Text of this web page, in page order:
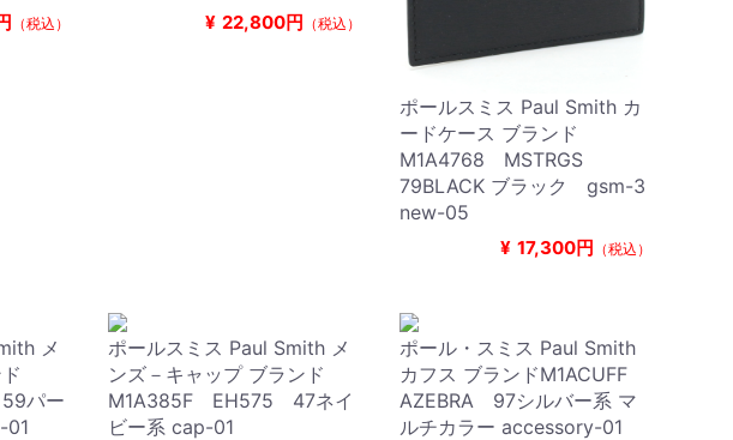
（税込） ¥ 22,800円 （税込）
ポールスミス Paul Smith カ
ードケース ブランド
M1A4768 MSTRGS
79BLACK ブラック gsm-3
new-05
¥ 17,300円 （税込）
メ
パー
01
ポールスミス Paul Smith メ
ンズ－キャップ ブランド
M1A385F EH575 47ネイ
ビー系 cap-01
ポール・スミス Paul Smith
カフス ブランドM1ACUFF
AZEBRA 97シルバー系 マ
ルチカラー accessory-01